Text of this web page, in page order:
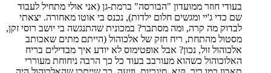
בעודי חוזר ממועדון "הבורסה" ברמת-גן (אני אולי מתחיל לעבוד
שם כדי ג'יי ומגשים חלום ילדות), נכנס בי אוטו מאחורה. יצאתי
לבדוק מה קרה, ומה מסתבר? במכונית שהתנגשה בי יושב רוסי זקן,
מסטול מהתחת, ריח חזק של אלכוהול (הייתם מתים שאכותב
אלכוהול זול, נכון? אבל אופטימוס לא יודע איך מבדילים בריח
האלוכוהול כשהוא מעורבב בעוד כל כך הרבה ניחוחת מעוררי